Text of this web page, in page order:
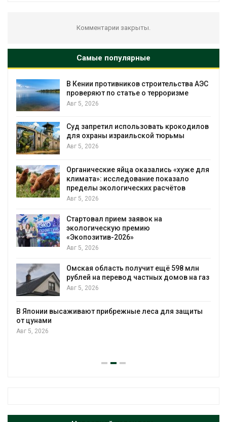
Комментарии закрыты.
Самые популярные
АЭС
для
Суд взыскал с золотодобывающей
компании 145,4 млн рублей за ущерб
недрам
Микропластик обнаружили почти у всех
животных глубоководных
В Пермском крае осудили фигурантов
дела о хищении средств на утилизации
строительных отходов
В Мурманске начали испытывать
подземную систему сбора отходов
Авг 5, 2026
В Татарстане продолжают отслеживать
перемещения выпущенных соколов-
балобанов